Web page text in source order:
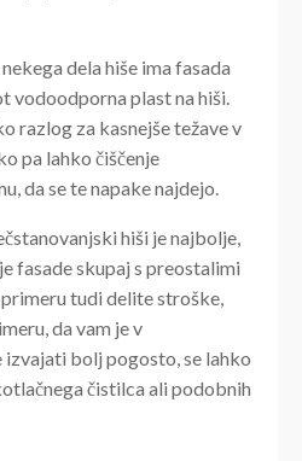
dela hiše ima fasada
vodoodporna plast na hiši.
razlog za kasnejše težave v
pa lahko čiščenje
da se te napake najdejo.
hiši je najbolje,
fasade skupaj s preostalimi
tudi delite stroške,
da vam je v
izvajati bolj pogosto, se lahko
čistilca ali podobnih